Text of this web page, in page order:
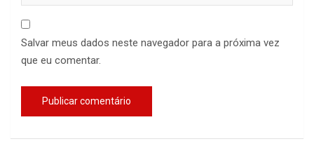
Salvar meus dados neste navegador para a próxima vez
que eu comentar.